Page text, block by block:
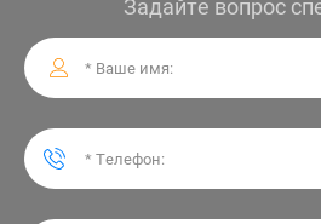
Задайте вопрос